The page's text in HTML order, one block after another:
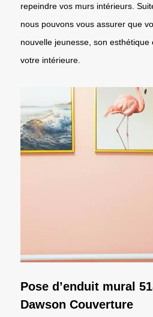
repeindre vos murs intérieurs.
nous pouvons vous assurer que
nouvelle jeunesse, son
votre intérieure.
Pose d’enduit mural
Dawson Couverture